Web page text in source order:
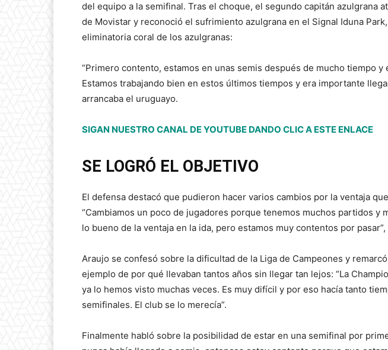
del equipo a la semifinal. Tras el choque, el segundo capitán azulgrana
de Movistar y reconoció el sufrimiento azulgrana en el Signal Iduna
eliminatoria coral de los azulgranas:
“Primero contento, estamos en unas semis después de mucho tiempo y
Estamos trabajando bien en estos últimos tiempos y era importante
arrancaba el uruguayo.
SIGAN NUESTRO CANAL DE YOUTUBE DANDO CLIC A ESTE ENLACE
SE LOGRÓ EL OBJETIVO
El defensa destacó que pudieron hacer varios cambios por la ventaja
“Cambiamos un poco de jugadores porque tenemos muchos partidos y
lo bueno de la ventaja en la ida, pero estamos muy contentos por
Araujo se confesó sobre la dificultad de la Liga de Campeones y
ejemplo de por qué llevaban tantos años sin llegar tan lejos: “La
ya lo hemos visto muchas veces. Es muy difícil y por eso hacía tanto
semifinales. El club se lo merecía”.
Finalmente habló sobre la posibilidad de estar en una semifinal por